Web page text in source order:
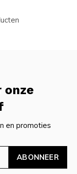
onze
en promoties
ABONNEER